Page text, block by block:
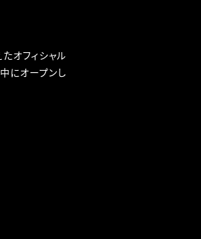
オフィシャル
にオープンし